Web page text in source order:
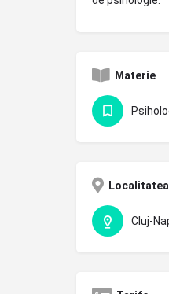
Materie
Localitatea
Cluj-